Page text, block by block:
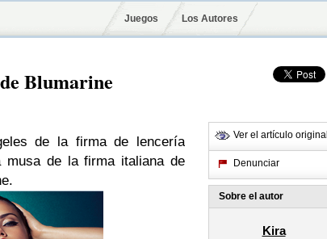
Juegos Los Autores
Blumarine
de la firma de lencería
musa de la firma italiana de
.
Ver el artículo original
Denunciar
Sobre el autor
Kira